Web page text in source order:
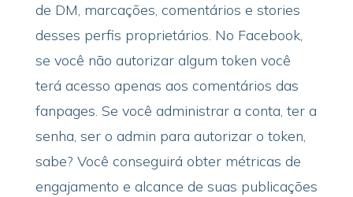
de DM, marcações, comentários e stories
desses perfis proprietários. No Facebook,
se você não autorizar algum token você
terá acesso apenas aos comentários das
fanpages. Se você administrar a conta, ter a
senha, ser o admin para autorizar o token,
sabe? Você conseguirá obter métricas de
engajamento e alcance de suas publicações